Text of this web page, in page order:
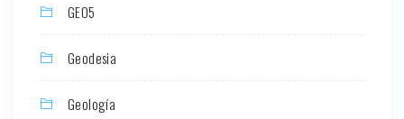
GEO5
Geodesia
Geología